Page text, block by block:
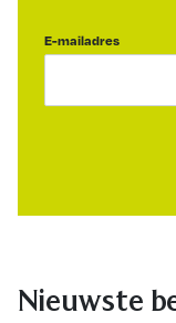
E-mailadres
Nieuwste